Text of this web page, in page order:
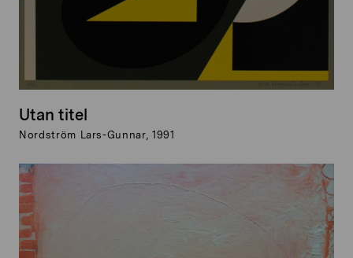
Utan titel
Nordström Lars-Gunnar, 1991